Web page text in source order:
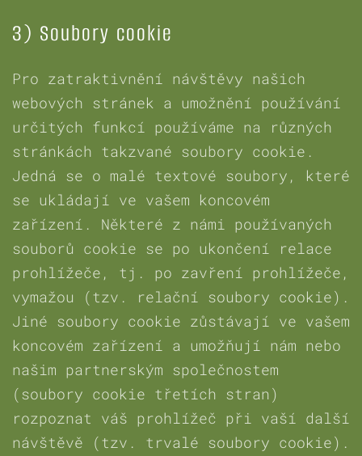
3) Soubory cookie
Pro zatraktivnění návštěvy našich
webových stránek a umožnění používání
určitých funkcí používáme na různých
stránkách takzvané soubory cookie.
Jedná se o malé textové soubory, které
se ukládají ve vašem koncovém
zařízení. Některé z námi používaných
souborů cookie se po ukončení relace
prohlížeče, tj. po zavření prohlížeče,
vymažou (tzv. relační soubory cookie).
Jiné soubory cookie zůstávají ve vašem
koncovém zařízení a umožňují nám nebo
našim partnerským společnostem
(soubory cookie třetích stran)
rozpoznat váš prohlížeč při vaší další
návštěvě (tzv. trvalé soubory cookie).